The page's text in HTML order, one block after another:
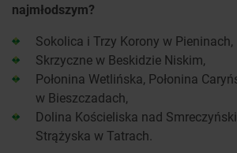
najmłodszym?
Sokolica i Trzy Korony w Pieninach,
Skrzyczne w Beskidzie Niskim,
Połonina Wetlińska, Połonina
w Bieszczadach,
Dolina Kościeliska nad
Strążyska w Tatrach.